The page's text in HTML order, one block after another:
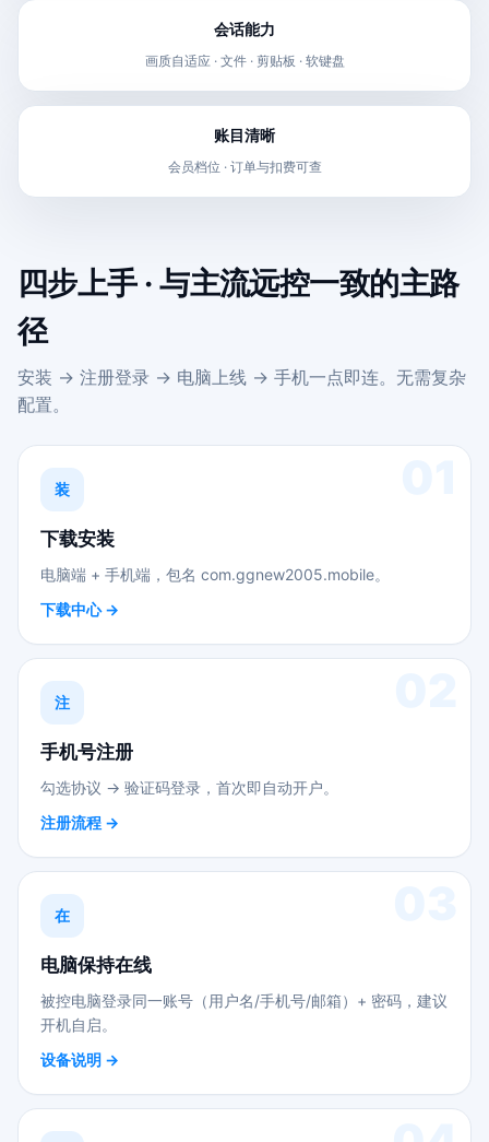
会话能力
画质自适应 · 文件 · 剪贴板 · 软键盘
账目清晰
会员档位 · 订单与扣费可查
四步上手 · 与主流远控一致的主路
径
安装 → 注册登录 → 电脑上线 → 手机一点即连。无需复杂
配置。
装
下载安装
电脑端 + 手机端，包名 com.ggnew2005.mobile。
下载中心 →
注
手机号注册
勾选协议 → 验证码登录，首次即自动开户。
注册流程 →
在
电脑保持在线
被控电脑登录同一账号（用户名/手机号/邮箱）+ 密码，建议
开机自启。
设备说明 →